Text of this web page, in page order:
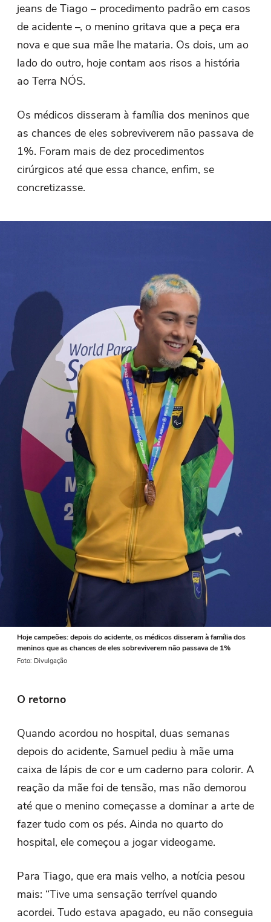
jeans de Tiago – procedimento padrão em casos
de acidente –, o menino gritava que a peça era
nova e que sua mãe lhe mataria. Os dois, um ao
lado do outro, hoje contam aos risos a história
ao Terra NÓS.
Os médicos disseram à família dos meninos que
as chances de eles sobreviverem não passava de
1%. Foram mais de dez procedimentos
cirúrgicos até que essa chance, enfim, se
concretizasse.
Hoje campeões: depois do acidente, os médicos disseram à família dos
meninos que as chances de eles sobreviverem não passava de 1%
Foto: Divulgação
O retorno
Quando acordou no hospital, duas semanas
depois do acidente, Samuel pediu à mãe uma
caixa de lápis de cor e um caderno para colorir. A
reação da mãe foi de tensão, mas não demorou
até que o menino começasse a dominar a arte de
fazer tudo com os pés. Ainda no quarto do
hospital, ele começou a jogar videogame.
Para Tiago, que era mais velho, a notícia pesou
mais: “Tive uma sensação terrível quando
acordei. Tudo estava apagado, eu não conseguia